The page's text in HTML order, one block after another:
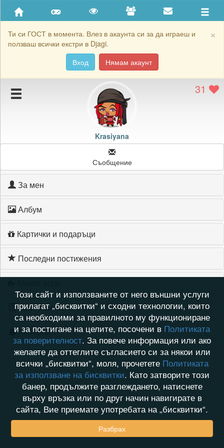
×
Ти си ГОСТ в момента. Влез в акаунта си за да играеш и
ползваш всички екстри в Djagi.
Вход
Нямам акаунт
Приятели
Хронология на игри
Подаръците на Krasiyana
Картичките на Krasiyana
31
Krasiyana
Съобщение
За мен
Албум
Картички и подаръци
Последни постижения
Хронология на игри
Активност
Този сайт и използваните от него външни услуги
прилагат „бисквитки“ и сходни технологии, които
са необходими за правилното му функциониране
и за постигане на целите, посочени в Политиката
за поверителност. За повече информация или ако
желаете да оттеглите съгласието си за някои или
всички „бисквитки“, моля, прочетете Политиката
за използване на бисквитки. Като затворите този
банер, продължите разглеждането, натиснете
върху връзка или по друг начин навигирате в
сайта, Вие приемате употребата на „бисквитки“.
Разбрах